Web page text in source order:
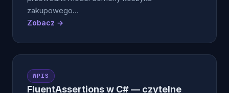
zakupowego…
Zobacz →
WPIS
FluentAssertions w C# — czytelne